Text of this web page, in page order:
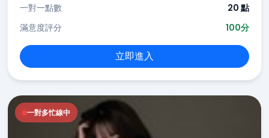
一對一點數
20 點
滿意度評分
100分
立即進入
一對多忙線中